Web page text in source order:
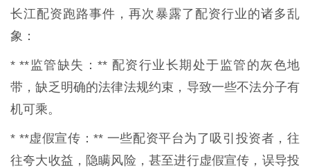
长江配资跑路事件，再次暴露了配资行业的诸多乱
象：
* **监管缺失：** 配资行业长期处于监管的灰色地
带，缺乏明确的法律法规约束，导致一些不法分子有
机可乘。
* **虚假宣传：** 一些配资平台为了吸引投资者，往
往夸大收益，隐瞒风险，甚至进行虚假宣传，误导投